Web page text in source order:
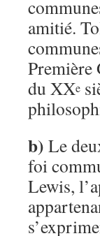
amitié.
Première
du XXe
b) Le
foi
Lewis,